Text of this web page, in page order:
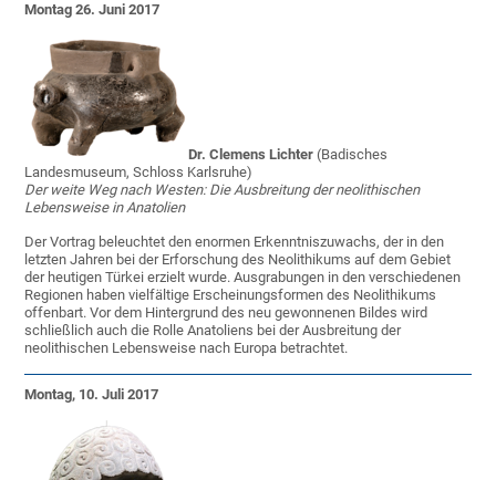
Montag 26. Juni 2017
Dr. Clemens Lichter (Badisches
Landesmuseum, Schloss Karlsruhe)
Der weite Weg nach Westen: Die Ausbreitung der neolithischen
Lebensweise in Anatolien
Der Vortrag beleuchtet den enormen Erkenntniszuwachs, der in den
letzten Jahren bei der Erforschung des Neolithikums auf dem Gebiet
der heutigen Türkei erzielt wurde. Ausgrabungen in den verschiedenen
Regionen haben vielfältige Erscheinungsformen des Neolithikums
offenbart. Vor dem Hintergrund des neu gewonnenen Bildes wird
schließlich auch die Rolle Anatoliens bei der Ausbreitung der
neolithischen Lebensweise nach Europa betrachtet.
Montag, 10. Juli 2017